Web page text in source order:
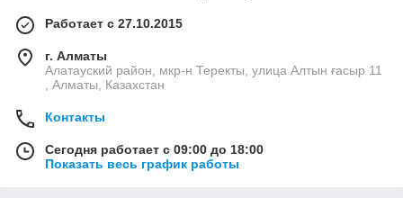
Работает с 27.10.2015
г. Алматы
Алатауский район, мкр-н Теректы, улица Алтын ғасыр 11
, Алматы, Казахстан
Контакты
Сегодня работает с 09:00 до 18:00
Показать весь график работы